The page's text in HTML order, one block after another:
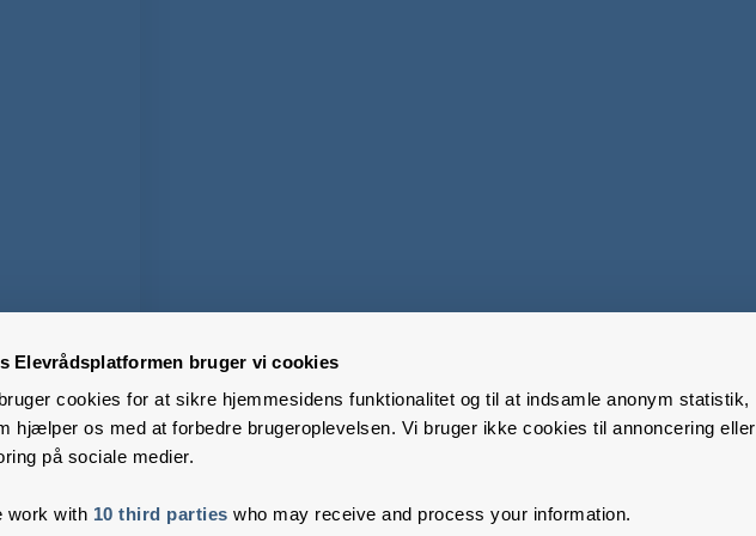
Elevrådsplatformen bruger vi cookies
cookies for at sikre hjemmesidens funktionalitet og til at indsamle anonym statistik,
hjælper os med at forbedre brugeroplevelsen. Vi bruger ikke cookies til annoncering eller
på sociale medier.
work with 10 third parties who may receive and process your information.